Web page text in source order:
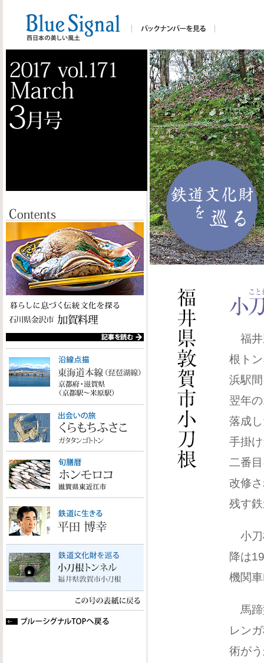
福井
根ト
浜駅
翌年
落成
手掛
二番
改修
残す
小刀
降は
機関
馬蹄
レン
術が